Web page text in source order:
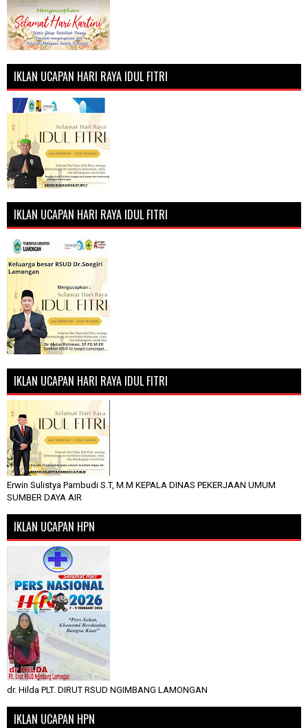
IKLAN UCAPAN HARI RAYA IDUL FITRI
IKLAN UCAPAN HARI RAYA IDUL FITRI
IKLAN UCAPAN HARI RAYA IDUL FITRI
Erwin Sulistya Pambudi S.T, M.M KEPALA DINAS PEKERJAAN UMUM
SUMBER DAYA AIR
IKLAN UCAPAN HPN
dr. Hilda PLT. DIRUT RSUD NGIMBANG LAMONGAN
IKLAN UCAPAN HPN